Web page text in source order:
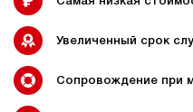
Гидростанции для
Увеличенный срок
Сопровождение при